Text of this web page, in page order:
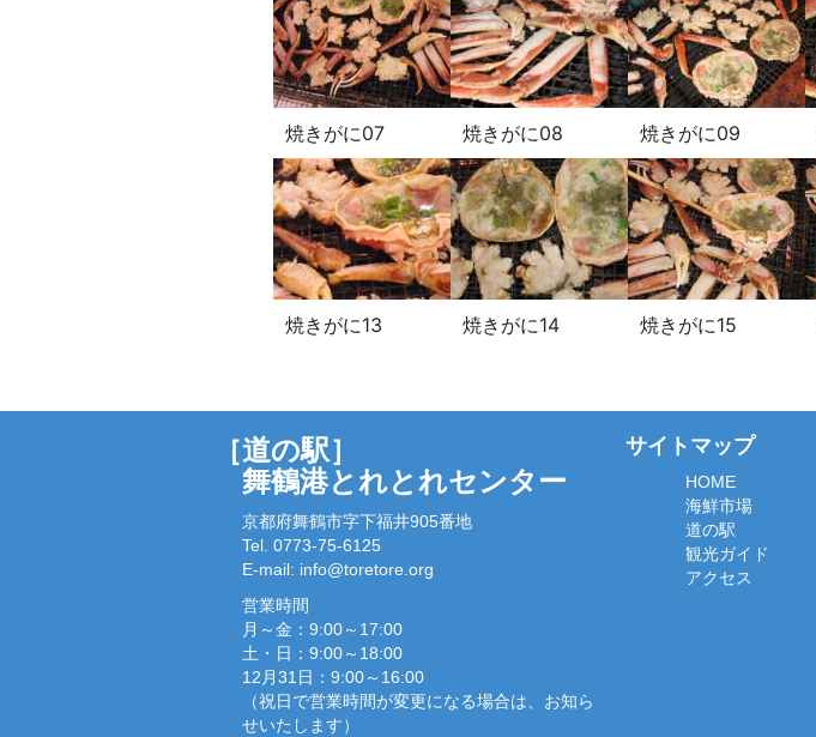
焼きがに07 焼きがに08 焼きがに09
焼きがに13 焼きがに14 焼きがに15
［道の駅］
舞鶴港とれとれセンター
京都府舞鶴市字下福井905番地
Tel. 0773-75-6125
E-mail: info@toretore.org
営業時間
月～金：9:00～17:00
土・日：9:00～18:00
12月31日：9:00～16:00
（祝日で営業時間が変更になる場合は、お知ら
せいたします）
サイトマップ
HOME
海鮮市場
道の駅
観光ガイド
アクセス